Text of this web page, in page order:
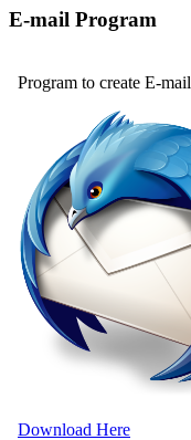
E-mail Program
Program to create E-mail
Download Here